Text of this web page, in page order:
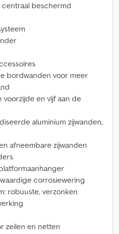
centraal beschermd
bordwanden voor meer
en vijf aan de
aluminium zijwanden,
afneembare zijwanden
corrosiewering
robuuste, verzonken
zeilen en netten